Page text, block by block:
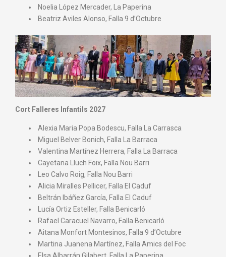
⁠ ⁠Noelia López Mercader, La Paperina
⁠ ⁠Beatriz Aviles Alonso, Falla 9 d’Octubre
Cort Falleres Infantils 2027
⁠Alexia Maria Popa Bodescu, Falla La Carrasca
⁠ ⁠Miguel Belver Bonich, Falla La Barraca
⁠ ⁠Valentina Martínez Herrera, Falla La Barraca
⁠ ⁠Cayetana Lluch Foix, Falla Nou Barri
⁠ ⁠Leo Calvo Roig, Falla Nou Barri
⁠ ⁠Alicia Miralles Pellicer, Falla El Caduf
⁠ ⁠Beltrán Ibáñez García, Falla El Caduf
⁠ ⁠Lucía Ortiz Esteller, Falla Benicarló
⁠ ⁠Rafael Caracuel Navarro, Falla Benicarló
⁠ ⁠Aitana Monfort Montesinos, Falla 9 d’Octubre
⁠ ⁠Martina Juanena Martínez, Falla Amics del Foc